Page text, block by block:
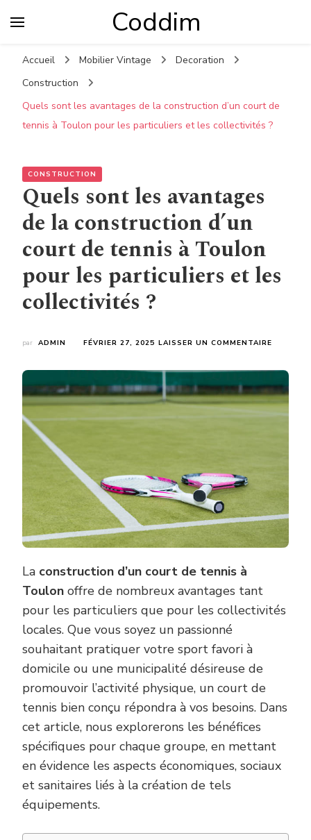
Coddim
Accueil Mobilier Vintage
Decoration
Construction
Quels sont les avantages de la construction d’un court de
tennis à Toulon pour les particuliers et les collectivités ?
CONSTRUCTION
Quels sont les avantages
de la construction d’un
court de tennis à Toulon
pour les particuliers et les
collectivités ?
par ADMIN FÉVRIER 27, 2025 LAISSER UN COMMENTAIRE
DE
LA
À
POUR
LES
La construction d’un court de tennis à
Toulon offre de nombreux avantages tant
pour les particuliers que pour les collectivités
locales. Que vous soyez un passionné
souhaitant pratiquer votre sport favori à
domicile ou une municipalité désireuse de
promouvoir l’activité physique, un court de
tennis bien conçu répondra à vos besoins. Dans
cet article, nous explorerons les bénéfices
spécifiques pour chaque groupe, en mettant
en évidence les aspects économiques, sociaux
et sanitaires liés à la création de tels
équipements.